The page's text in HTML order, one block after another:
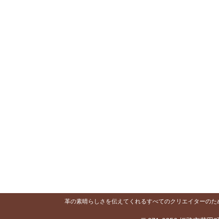
革の素晴らしさを伝えてくれるすべてのクリエイターの